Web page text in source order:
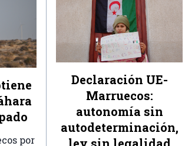
por
Declaración UE-
Marruecos:
autonomía sin
autodeterminación,
ley sin legalidad